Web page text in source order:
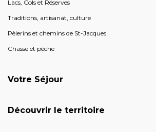
Lacs, Cols et Réserves
Traditions, artisanat, culture
Pèlerins et chemins de St-Jacques
Chasse et pêche
Votre Séjour
Découvrir le territoire